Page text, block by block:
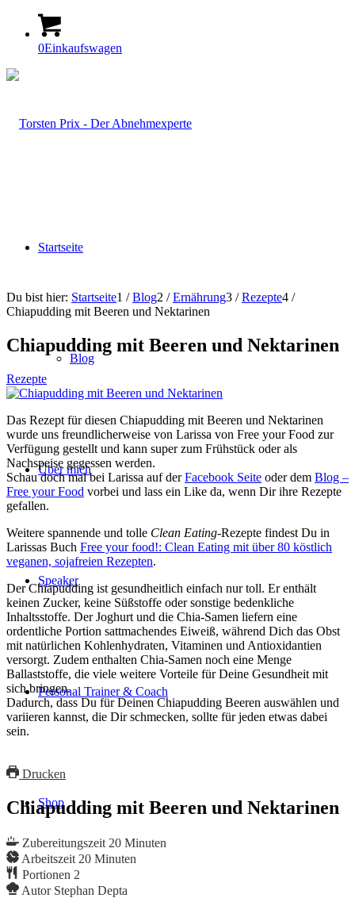
0Einkaufswagen
Startseite
Blog
Über mich
Speaker
Personal Trainer & Coach
Shop
Du bist hier: Startseite1 / Blog2 / Ernährung3 / Rezepte4 /
Chiapudding mit Beeren und Nektarinen
Chiapudding mit Beeren und Nektarinen
Rezepte
Das Rezept für diesen Chiapudding mit Beeren und Nektarinen
wurde uns freundlicherweise von Larissa von Free your Food zur
Verfügung gestellt und kann super zum Frühstück oder als
Nachspeise gegessen werden.
Schau doch mal bei Larissa auf derFacebook Seite oder dem Blog –
Free your Food vorbei und lass ein Like da, wenn Dir ihre Rezepte
gefallen.
Weitere spannende und tolle Clean Eating-Rezepte findest Du in
Larissas Buch Free your food!: Clean Eating mit über 80 köstlich
veganen, sojafreien Rezepten.
Der Chiapudding ist gesundheitlich einfach nur toll. Er enthält
keinen Zucker, keine Süßstoffe oder sonstige bedenkliche
Inhaltsstoffe. Der Joghurt und die Chia-Samen liefern eine
ordentliche Portion sattmachendes Eiweiß, während Dich das Obst
mit natürlichen Kohlenhydraten, Vitaminen und Antioxidantien
versorgt. Zudem enthalten Chia-Samen noch eine Menge
Ballaststoffe, die viele weitere Vorteile für Deine Gesundheit mit
sich bringen.
Dadurch, dass Du für Deinen Chiapudding Beeren auswählen und
variieren kannst, die Dir schmecken, sollte für jeden etwas dabei
sein.
Drucken
Chiapudding mit Beeren und Nektarinen
Zubereitungszeit 20 Minuten
Arbeitszeit 20 Minuten
Portionen 2
Autor Stephan Depta